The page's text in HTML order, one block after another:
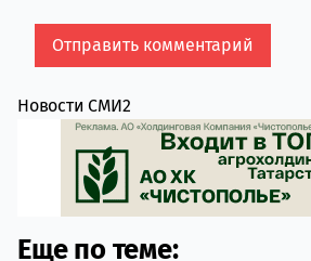
Новости СМИ2
Еще по теме: